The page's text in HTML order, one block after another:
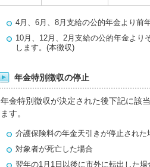
4月、6月、8月支給の公的年金より前
10月、12月、2月支給の公的年金より
します。(本徴収)
年金特別徴収の停止
年金特別徴収が決定された後下記に該
ます。
介護保険料の年金天引きが停止された
対象者が死亡した場合
翌年の1月1日以後に市外に転出した場